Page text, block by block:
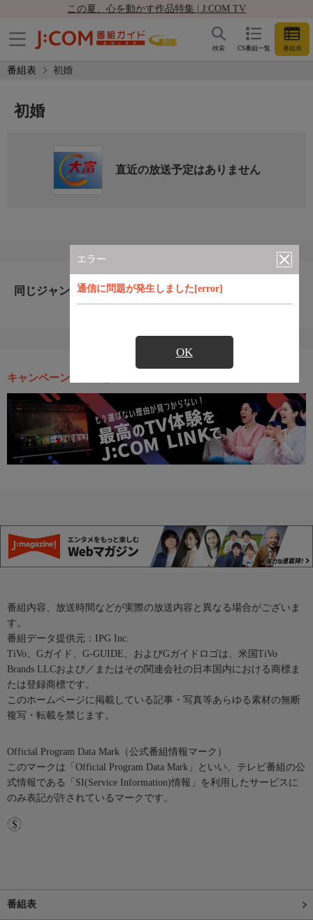
この夏、心を動かす作品特集 | J:COM TV
CS番組一覧 番組表
検索
番組表 初婚
エラー
通信に問題が発生しました[error]
OK
初婚
直近の放送予定はありません
同じジャンルのおすすめ番組
キャンペーン・お得な情報
番組内容、放送時間などが実際の放送内容と異なる場合がございま
す。
番組データ提供元：IPG Inc.
TiVo、Gガイド、G-GUIDE、およびGガイドロゴは、米国TiVo
Brands LLCおよび／またはその関連会社の日本国内における商標ま
たは登録商標です。
このホームページに掲載している記事・写真等あらゆる素材の無断
複写・転載を禁じます。
Official Program Data Mark（公式番組情報マーク）
このマークは「Official Program Data Mark」といい、テレビ番組の公
式情報である「SI(Service Information)情報」を利用したサービスに
のみ表記が許されているマークです。
番組表